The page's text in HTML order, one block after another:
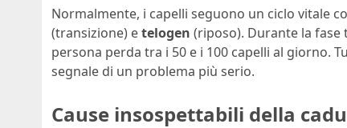
Normalmente, i capelli seguono un ciclo vitale
(transizione) etelogen (riposo). Durante la fase
persona perda tra i 50 e i 100 capelli al giorno.
segnale di un problema più serio.
Cause insospettabili della